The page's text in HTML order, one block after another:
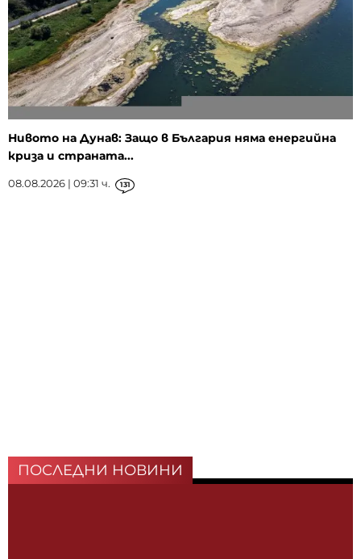
Нивото на Дунав: Защо в България няма енергийна
криза и страната...
08.08.2026 | 09:31 ч. 131
ПОСЛЕДНИ НОВИНИ